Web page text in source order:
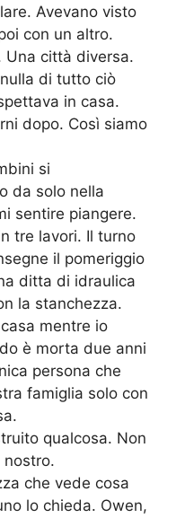
Avevano visto
con un altro.
Una città diversa.
di tutto ciò
in casa.
dopo. Così siamo
si
da solo nella
sentire piangere.
tre lavori. Il turno
il pomeriggio
ditta di idraulica
la stanchezza.
mentre io
è morta due anni
persona che
famiglia solo con
qualcosa. Non
che vede cosa
lo chieda. Owen,